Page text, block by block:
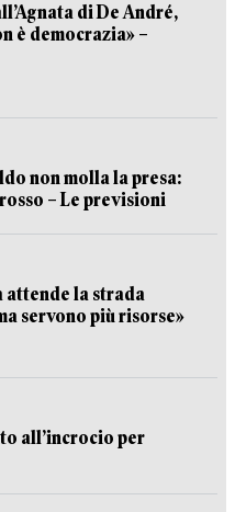
di De André,
è democrazia» –
non molla la presa:
– Le previsioni
attende la strada
servono più risorse»
all’incrocio per